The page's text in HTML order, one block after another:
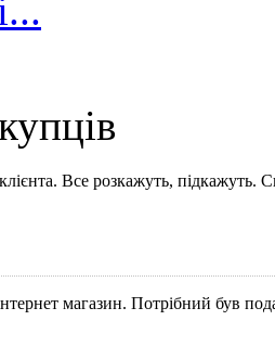
Все розкажуть, підкажуть.
магазин. Потрібний був